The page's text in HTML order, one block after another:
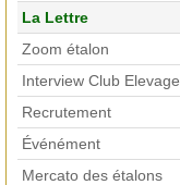
La Lettre
Zoom étalon
Interview Club Elevage
Recrutement
Événément
Mercato des étalons